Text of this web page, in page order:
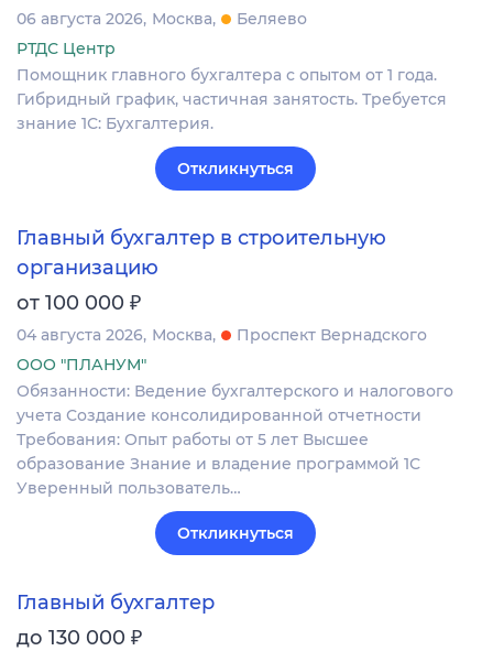
06 августа 2026 Москва
Беляево
РТДС Центр
Помощник главного бухгалтера с опытом от 1 года.
Гибридный график, частичная занятость. Требуется
знание 1С: Бухгалтерия.
Откликнуться
Главный бухгалтер в строительную
организацию
от 100 000 ₽
04 августа 2026 Москва
Проспект Вернадского
ООО "ПЛАНУМ"
Обязанности: Ведение бухгалтерского и налогового
учета Создание консолидированной отчетности
Требования: Опыт работы от 5 лет Высшее
образование Знание и владение программой 1С
Уверенный пользователь…
Откликнуться
Главный бухгалтер
до 130 000 ₽